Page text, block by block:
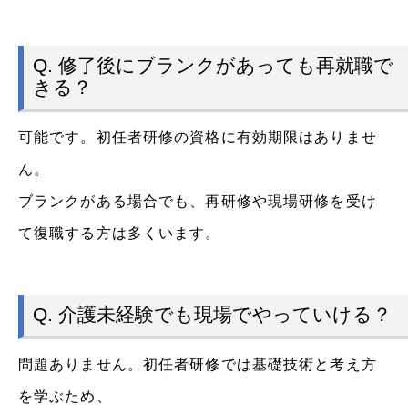
Q. 修了後にブランクがあっても再就職で
きる？
可能です。初任者研修の資格に有効期限はありませ
ん。
ブランクがある場合でも、再研修や現場研修を受け
て復職する方は多くいます。
Q. 介護未経験でも現場でやっていける？
問題ありません。初任者研修では基礎技術と考え方
を学ぶため、